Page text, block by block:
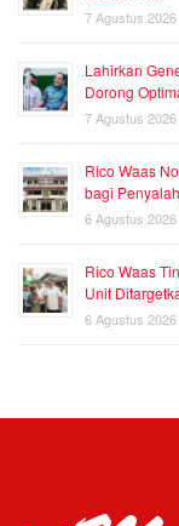
7 Agustus 2026
Lahirkan
Dorong
7 Agustus 2026
Rico Waas
bagi
6 Agustus 2026
Rico Waas
Unit
6 Agustus 2026